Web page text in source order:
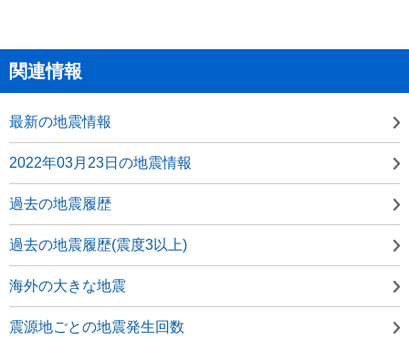
関連情報
最新の地震情報
2022年03月23日の地震情報
過去の地震履歴
過去の地震履歴(震度3以上)
海外の大きな地震
震源地ごとの地震発生回数